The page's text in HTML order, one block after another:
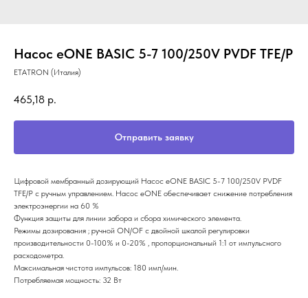
Насос eONE BASIC 5-7 100/250V PVDF TFE/P
ETATRON (Италия)
465,18 р.
Отправить заявку
Цифровой мембранный дозирующий Насос eONE BASIC 5-7 100/250V PVDF
TFE/P с ручным управлением. Насос eONE обеспечивает снижение потребления
электроэнергии на 60 %
Функция защиты для линии забора и сбора химического элемента.
Режимы дозирования ; ручной ON/OF с двойной шкалой регулировки
производительности 0-100% и 0-20% , пропорциональный 1:1 от импульсного
расходометра.
Максимальная чистота импульсов: 180 имп/мин.
Потребляемая мощность: 32 Вт